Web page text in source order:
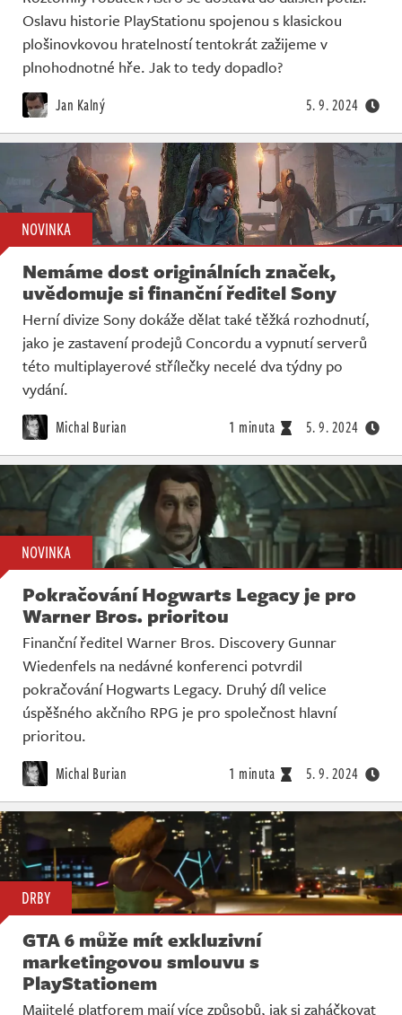
Oslavu historie PlayStationu spojenou s klasickou
plošinovkovou hratelností tentokrát zažijeme v
plnohodnotné hře. Jak to tedy dopadlo?
Jan Kalný 5. 9. 2024
NOVINKA
Nemáme dost originálních značek,
uvědomuje si finanční ředitel Sony
Herní divize Sony dokáže dělat také těžká rozhodnutí,
jako je zastavení prodejů Concordu a vypnutí serverů
této multiplayerové střílečky necelé dva týdny po
vydání.
Michal Burian 1 minuta 5. 9. 2024
NOVINKA
Pokračování Hogwarts Legacy je pro
Warner Bros. prioritou
Finanční ředitel Warner Bros. Discovery Gunnar
Wiedenfels na nedávné konferenci potvrdil
pokračování Hogwarts Legacy. Druhý díl velice
úspěšného akčního RPG je pro společnost hlavní
prioritou.
Michal Burian 1 minuta 5. 9. 2024
DRBY
GTA 6 může mít exkluzivní
marketingovou smlouvu s
PlayStationem
Majitelé platforem mají více způsobů, jak si zaháčkovat